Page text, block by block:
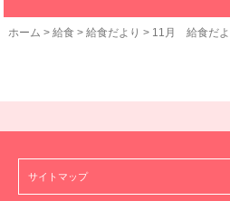
ホーム >給食 >給食だより > 11月 給食だよ
サイトマップ